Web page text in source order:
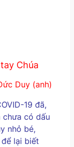
Chúa
Duy (anh)
19 đã,
chưa có dấu
nhỏ bé,
lại biết